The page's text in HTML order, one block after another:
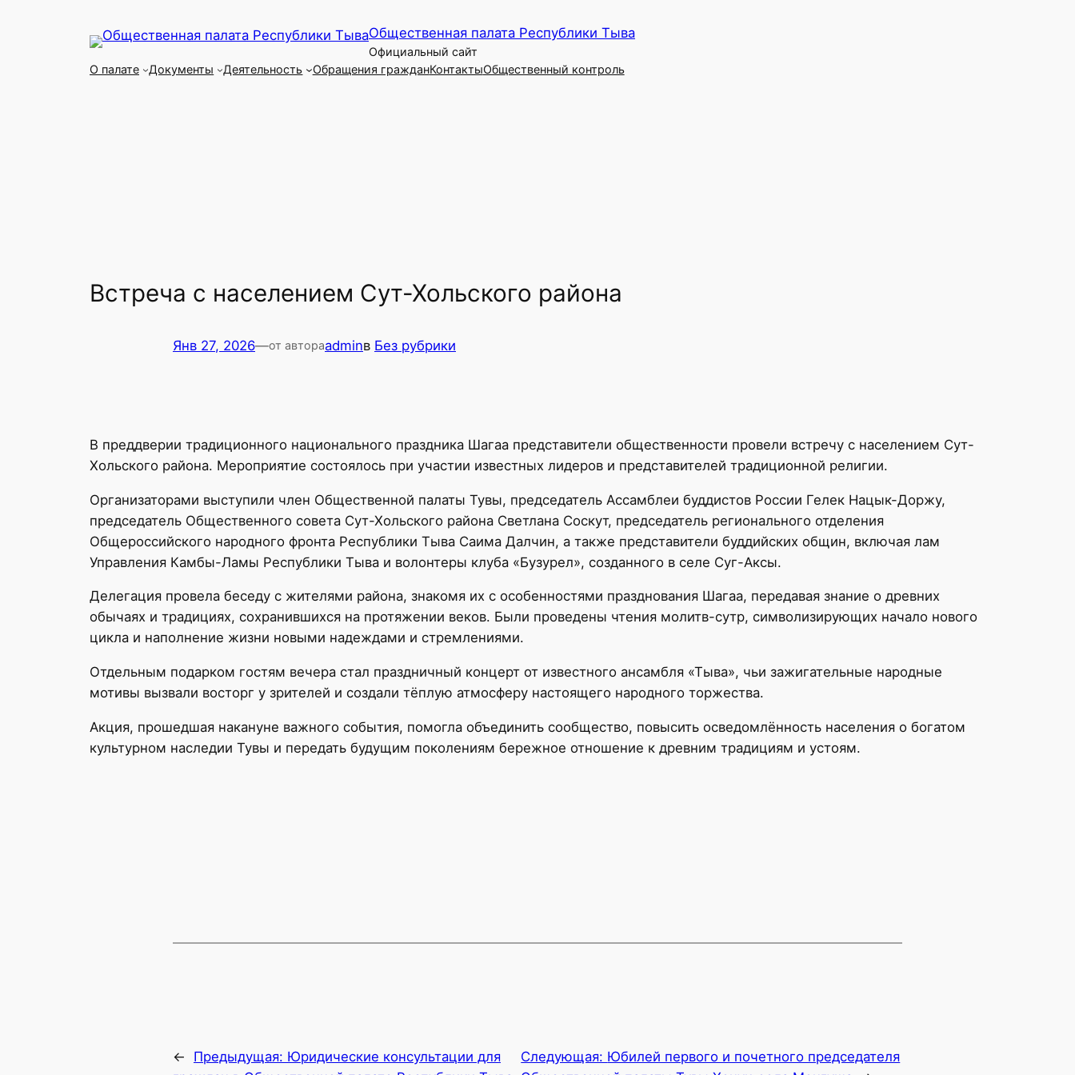
Общественная палата Республики Тыва
Официальный сайт
О палате
Документы Деятельность Обращения гражданКонтактыОбщественный контроль
Встреча с населением Сут-Хольского района
Янв 27, 2026—от автораadminв Без рубрики
В преддверии традиционного национального праздника Шагаа представители общественности провели встречу с населением Сут-
Хольского района. Мероприятие состоялось при участии известных лидеров и представителей традиционной религии.
Организаторами выступили член Общественной палаты Тувы, председатель Ассамблеи буддистов России Гелек Нацык-Доржу,
председатель Общественного совета Сут-Хольского района Светлана Соскут, председатель регионального отделения
Общероссийского народного фронта Республики Тыва Саима Далчин, а также представители буддийских общин, включая лам
Управления Камбы-Ламы Республики Тыва и волонтеры клуба «Бузурел», созданного в селе Суг-Аксы.
Делегация провела беседу с жителями района, знакомя их с особенностями празднования Шагаа, передавая знание о древних
обычаях и традициях, сохранившихся на протяжении веков. Были проведены чтения молитв-сутр, символизирующих начало нового
цикла и наполнение жизни новыми надеждами и стремлениями.
Отдельным подарком гостям вечера стал праздничный концерт от известного ансамбля «Тыва», чьи зажигательные народные
мотивы вызвали восторг у зрителей и создали тёплую атмосферу настоящего народного торжества.
Акция, прошедшая накануне важного события, помогла объединить сообщество, повысить осведомлённость населения о богатом
культурном наследии Тувы и передать будущим поколениям бережное отношение к древним традициям и устоям.
← Предыдущая: Юридические консультации для
Следующая: Юбилей первого и почетного председателя